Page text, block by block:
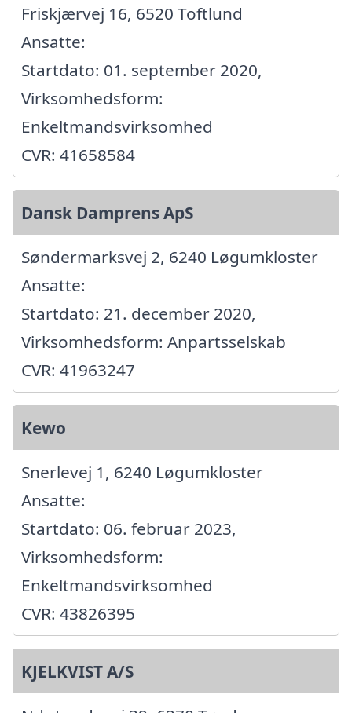
Friskjærvej 16, 6520 Toftlund
Ansatte:
Startdato: 01. september 2020,
Virksomhedsform:
Enkeltmandsvirksomhed
CVR: 41658584
Dansk Damprens ApS
Søndermarksvej 2, 6240 Løgumkloster
Ansatte:
Startdato: 21. december 2020,
Virksomhedsform: Anpartsselskab
CVR: 41963247
Kewo
Snerlevej 1, 6240 Løgumkloster
Ansatte:
Startdato: 06. februar 2023,
Virksomhedsform:
Enkeltmandsvirksomhed
CVR: 43826395
KJELKVIST A/S